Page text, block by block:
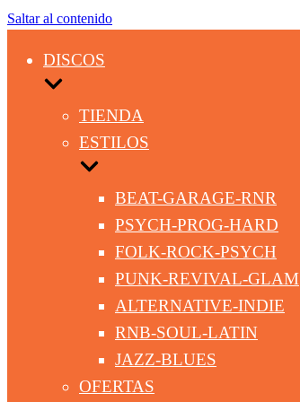
Saltar al contenido
DISCOS
TIENDA
ESTILOS
BEAT-GARAGE-RNR
PSYCH-PROG-HARD
FOLK-ROCK-PSYCH
PUNK-REVIVAL-GLAM
ALTERNATIVE-INDIE
RNB-SOUL-LATIN
JAZZ-BLUES
OFERTAS